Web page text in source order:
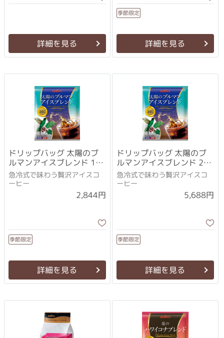
詳細を見る
季節限定
詳細を見る
ドリップバッグ 太陽のブ
ルマンアイスブレンド 12
袋
急冷式で味わう贅沢アイスコ
ーヒー
2,844円
季節限定
詳細を見る
ドリップバッグ 太陽のブ
ルマンアイスブレンド 24
袋
急冷式で味わう贅沢アイスコ
ーヒー
5,688円
季節限定
詳細を見る